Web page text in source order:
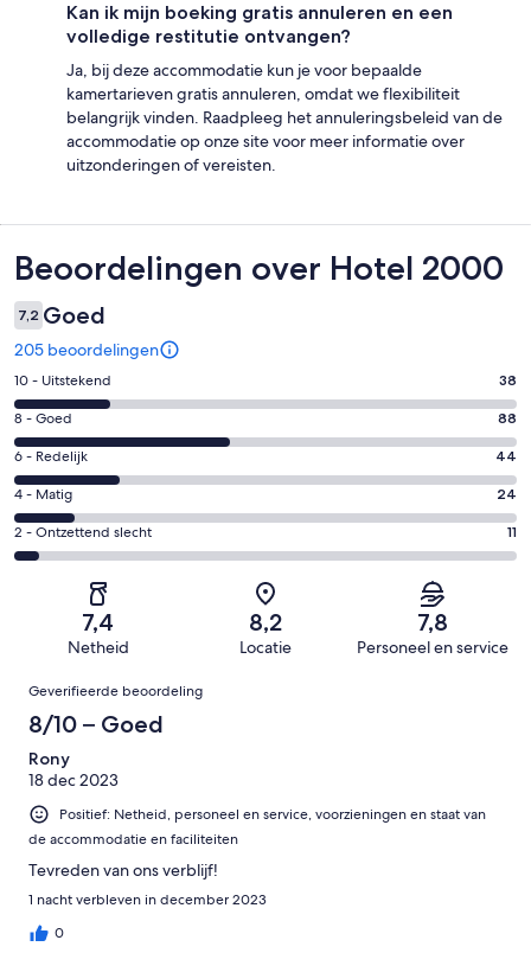
Kan ik mijn boeking gratis annuleren en een
volledige restitutie ontvangen?
Ja, bij deze accommodatie kun je voor bepaalde
kamertarieven gratis annuleren, omdat we flexibiliteit
belangrijk vinden. Raadpleeg het annuleringsbeleid van de
accommodatie op onze site voor meer informatie over
uitzonderingen of vereisten.
Beoordelingen
Beoordelingen over Hotel 2000
7,2 Goed
205 beoordelingen
Gastenscore:
10
-
Uitstekend.
38
van
205
beoordelingen
10 - Uitstekend 38
Gastenscore:
8
-
Goed.
88
van
beoordelingen
8 - Goed 88
Gastenscore:
6
-
Redelijk.
44
beoordelingen
6 - Redelijk 44
Gastenscore:
4
-
4 - Matig 24
Gastenscore:
2
Ontzettend
van
beoordelingen
2 - Ontzettend slecht 11
7,4
Netheid
8,2
Locatie
7,8
Personeel en service
Beoordelingen
Geverifieerde beoordeling
8/10 – Goed
Rony
18 dec 2023
Positief: Netheid, personeel en service, voorzieningen en staat van
de accommodatie en faciliteiten
Tevreden van ons verblijf!
1 nacht verbleven in december 2023
0